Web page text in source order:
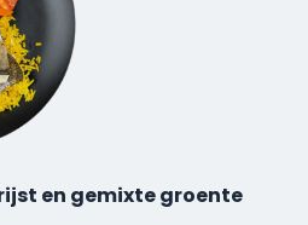
en gemixte groente